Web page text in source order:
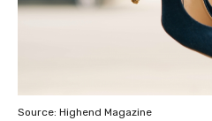
Source: Highend Magazine